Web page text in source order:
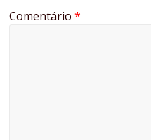
Comentário*